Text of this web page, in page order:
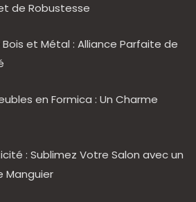
de Robustesse
et Métal : Alliance Parfaite de
en Formica : Un Charme
: Sublimez Votre Salon avec un
Manguier